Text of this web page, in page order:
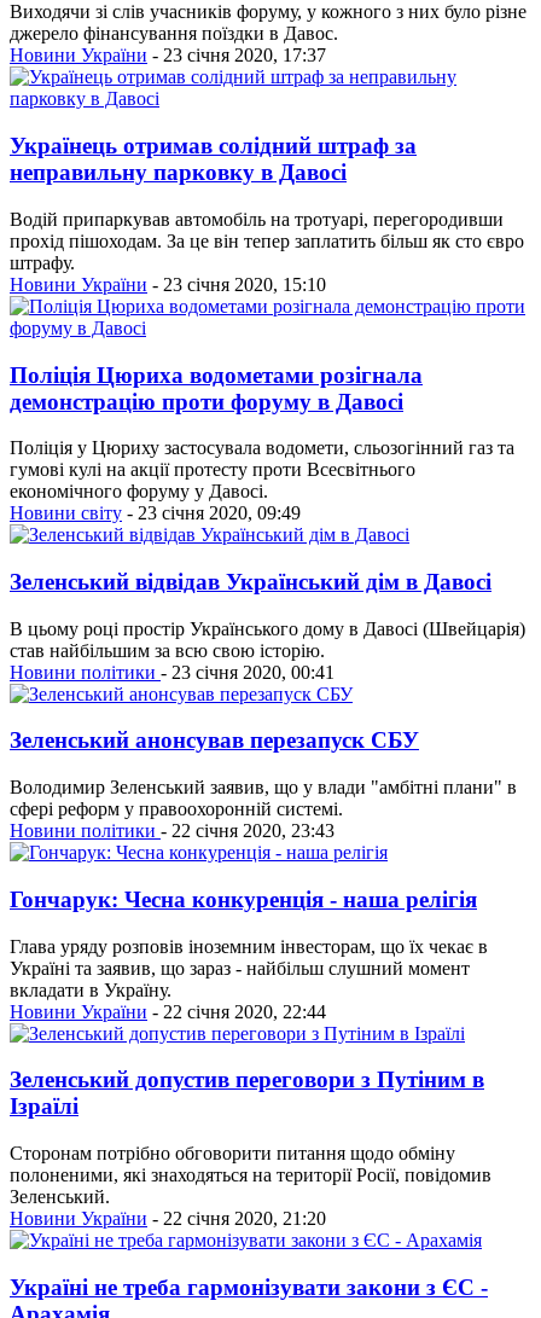
Виходячи зі слів учасників форуму, у кожного з них було різне
джерело фінансування поїздки в Давос.
Новини України - 23 січня 2020, 17:37
Українець отримав солідний штраф за
неправильну парковку в Давосі
Водій припаркував автомобіль на тротуарі, перегородивши
прохід пішоходам. За це він тепер заплатить більш як сто євро
штрафу.
Новини України - 23 січня 2020, 15:10
Поліція Цюриха водометами розігнала
демонстрацію проти форуму в Давосі
Поліція у Цюриху застосувала водомети, сльозогінний газ та
гумові кулі на акції протесту проти Всесвітнього
економічного форуму у Давосі.
Новини світу - 23 січня 2020, 09:49
Зеленський відвідав Український дім в Давосі
В цьому році простір Українського дому в Давосі (Швейцарія)
став найбільшим за всю свою історію.
Новини політики - 23 січня 2020, 00:41
Зеленський анонсував перезапуск СБУ
Володимир Зеленський заявив, що у влади "амбітні плани" в
сфері реформ у правоохоронній системі.
Новини політики - 22 січня 2020, 23:43
Гончарук: Чесна конкуренція - наша релігія
Глава уряду розповів іноземним інвесторам, що їх чекає в
Україні та заявив, що зараз - найбільш слушний момент
вкладати в Україну.
Новини України - 22 січня 2020, 22:44
Зеленський допустив переговори з Путіним в
Ізраїлі
Сторонам потрібно обговорити питання щодо обміну
полоненими, які знаходяться на території Росії, повідомив
Зеленський.
Новини України - 22 січня 2020, 21:20
Україні не треба гармонізувати закони з ЄС -